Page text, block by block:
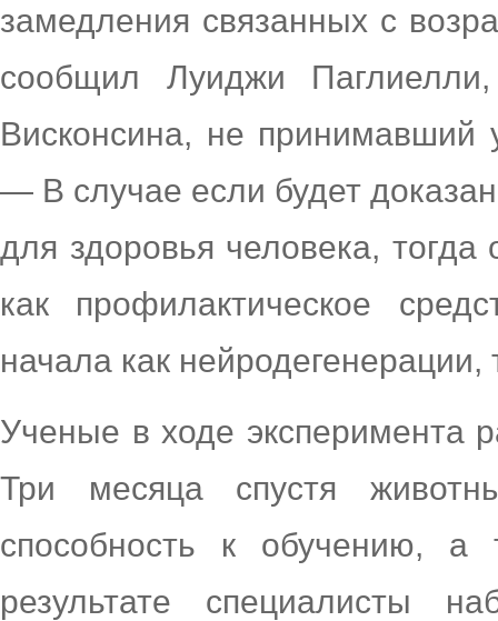
замедления связанных с
сообщил Луиджи
Висконсина, не принимавший
— В случае если будет
для здоровья человека,
как профилактическое
начала как нейродегенерации,
Ученые в ходе эксперимента
Три месяца спустя
способность к обучению,
результате специалисты